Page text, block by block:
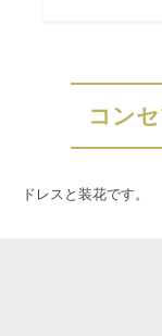
コン
ドレスと装花です。